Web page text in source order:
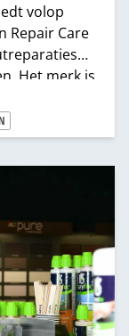
volop
Repair Care
Het merk is
door
Repair
Bolton